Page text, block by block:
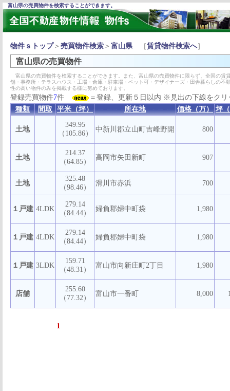
富山県の売買物件を検索することができます。
物件ｓトップ＞ 売買物件検索 ＞ 富山県［賃貸物件検索へ］
富山県の売買物件
富山県の売買物件を検索することができます。また、富山県の売買物件に限らず、全国の
舗・事務所・テラスハウス・工場・倉庫・駐車場・ペット可・デザイナーズ・田舎暮らしの
性の高い物件のみを掲載する様に努めております。
登録売買物件7件
＝登録、更新５日以内 ※見出の下線をク
種類
間取 平米（坪） 所在地 価格（万） 坪
土地
349.95
（105.86）
中新川郡立山町吉峰野開 800
土地
214.37
（64.85）
高岡市矢田新町 907
土地
325.48
（98.46）
滑川市赤浜 700
１戸建 4LDK
279.14
（84.44）
婦負郡婦中町袋 1,980
１戸建 4LDK
279.14
（84.44）
婦負郡婦中町袋 1,980
１戸建 3LDK
159.71
（48.31）
富山市向新庄町2丁目 1,980
店舗
255.60
（77.32）
富山市一番町 8,000
1